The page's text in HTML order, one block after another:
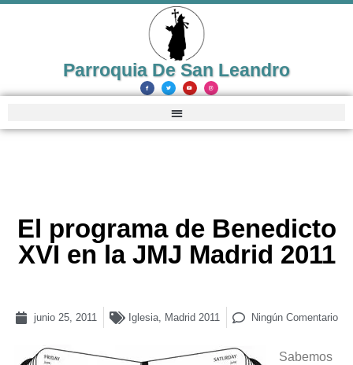
Parroquia De San Leandro
El programa de Benedicto
XVI en la JMJ Madrid 2011
junio 25, 2011 Iglesia, Madrid 2011 Ningún Comentario
Sabemos